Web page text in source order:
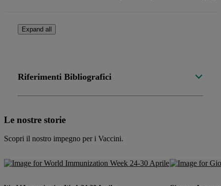
Expand all
Riferimenti Bibliografici
Le nostre storie
Scopri il nostro impegno per i Vaccini.